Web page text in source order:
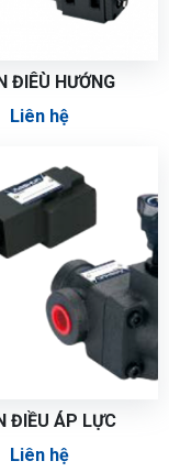
ĐIÊÙ HƯỚNG
Liên hệ
ĐIỀU ÁP LỰC
Liên hệ